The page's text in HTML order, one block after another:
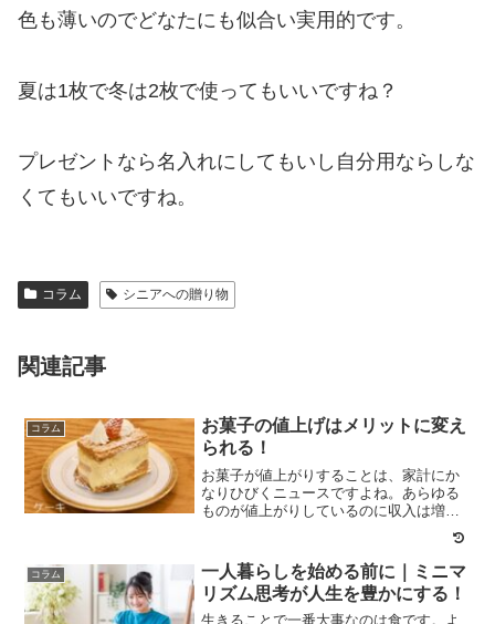
色も薄いのでどなたにも似合い実用的です。
夏は1枚で冬は2枚で使ってもいいですね？
プレゼントなら名入れにしてもいし自分用ならしな
くてもいいですね。
コラム シニアへの贈り物
関連記事
コラム
お菓子の値上げはメリットに変え
られる！
お菓子が値上がりすることは、家計にか
なりひびくニュースですよね。あらゆる
ものが値上がりしているのに収入は増え
いのも現実。私はこの際、節約と健康を
兼ねてお菓子をやめることにしました。
お菓子のメリットは今...
コラム
一人暮らしを始める前に｜ミニマ
リズム思考が人生を豊かにする！
生きることで一番大事なのは食です。よ